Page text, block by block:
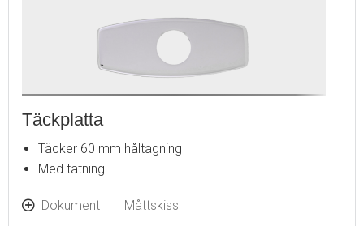
Täckplatta
Täcker 60 mm håltagning
Med tätning
Dokument Måttskiss